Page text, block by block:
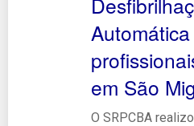
em São
O SRPCBA